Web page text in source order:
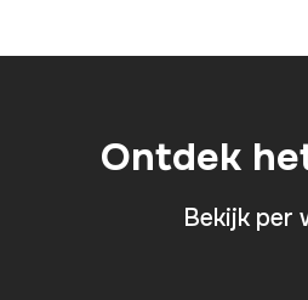
Ontdek
Bekijk per